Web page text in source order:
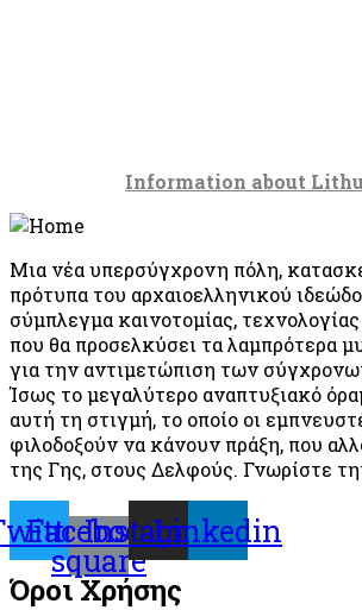
Information about
Μια νέα υπερσύγχρονη πόλη,
πρότυπα του αρχαιοελληνικού
σύμπλεγμα καινοτομίας,
που θα προσελκύσει τα λαμπρότερα
για την αντιμετώπιση των
Ίσως το μεγαλύτερο αναπτυξιακό
αυτή τη στιγμή, το οποίο οι
φιλοδοξούν να κάνουν πράξη, που
της Γης, στους Δελφούς. Γνωρίστε
Facebook-
square
Instagram
Linkedin
Όροι Χρήσης